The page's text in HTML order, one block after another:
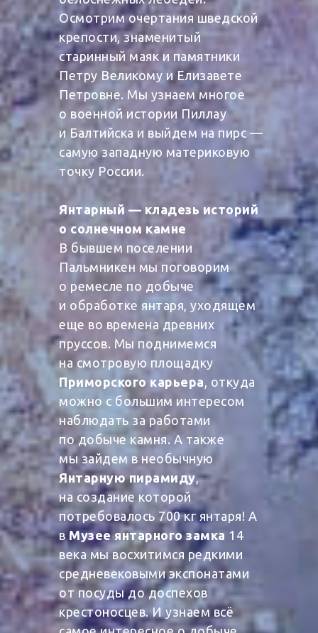
Осмотрим очертания шведской
крепости, знаменитый
старинный маяк и памятники
Петру Великому и Елизавете
Петровне. Мы узнаем многое
о военной истории Пиллау
и Балтийска и выйдем на пирс —
самую западную материковую
точку России.
Янтарный — кладезь историй
о солнечном камне
В бывшем поселении
Пальмникен мы поговорим
о ремесле по добыче
и обработке янтаря, уходящем
еще во времена древних
пруссов. Мы поднимемся
на смотровую площадку
Приморского карьера , откуда
можно с большим интересом
наблюдать за работами
по добыче камня. А также
мы зайдем в необычную
Янтарную пирамиду,
на создание которой
потребовалось 700 кг янтаря! А
в Музее янтарного замка 14
века мы восхитимся редкими
средневековыми экспонатами
от посуды до доспехов
крестоносцев. И узнаем всё